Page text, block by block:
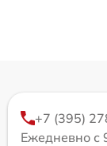
+7 (395)
Ежедневно с